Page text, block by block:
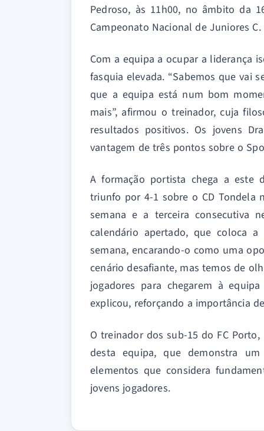
Pedroso, às 11h00, no âmbito da
Campeonato Nacional de Juniores C.
Com a equipa a ocupar a liderança
fasquia elevada. “Sabemos que vai
que a equipa está num bom
mais”, afirmou o treinador, cuja
resultados positivos. Os jovens
vantagem de três pontos sobre o
A formação portista chega a este
triunfo por 4-1 sobre o CD Tondela
semana e a terceira consecutiva
calendário apertado, que coloca
semana, encarando-o como uma
cenário desafiante, mas temos de
jogadores para chegarem à
explicou, reforçando a importância
O treinador dos sub-15 do FC
desta equipa, que demonstra
elementos que considera
jovens jogadores.